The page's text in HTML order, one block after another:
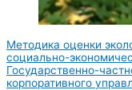
Методика оценки
социально-
Государственно-
корпоративного